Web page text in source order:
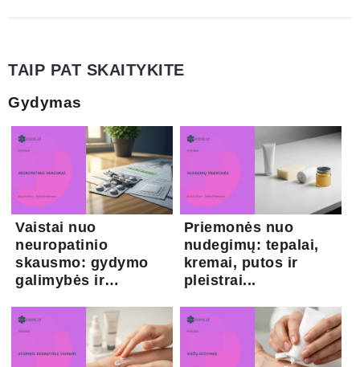
TAIP PAT SKAITYKITE
Gydymas
Vaistai nuo
neuropatinio
skausmo: gydymo
galimybės ir
Priemonės nuo
nudegimų: tepalai,
kremai, putos ir
pleistrai...